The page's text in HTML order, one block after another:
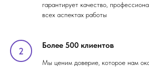
гарантирует качество,
всех аспектах работы
Более 500 клиентов
Мы ценим доверие, которое нам